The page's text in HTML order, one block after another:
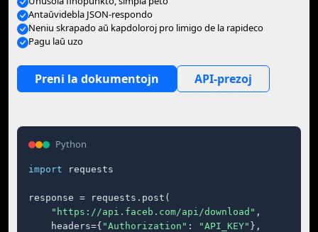
Antaŭvidebla JSON-respondo
Neniu skrapado aŭ kapdoloroj pro limigo de la rapideco
Pagu laŭ uzo
Preni la dokumentojn API-prezoj
Python
import requests
response = requests.post(
"https://api.faceb.com/api/download" ,
    headers={
"Authorization" : "API_KEY" },